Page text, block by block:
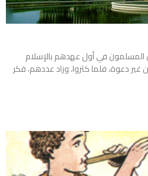
في أول عهدهم بالإسلام
دعوة، فلما كثروا، وزاد عددهم، فكر